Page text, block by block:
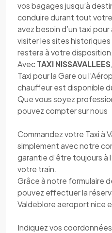
vos bagages jusqu’à
conduire durant tout
avez besoin d’un taxi
visiter les sites
restera à votre disposition.
AvecTAXI NISSAVALLEES
Taxi pour la Gare ou
chauffeur est disponible
Que vous soyez
pouvez compter sur nous
Commandez votre Taxi à
simplement avec notre
garantie d’être toujours à
votre train.
Grâce à notre formulaire
pouvez effectuer la
Valdeblore aeroport nice
Indiquez vos